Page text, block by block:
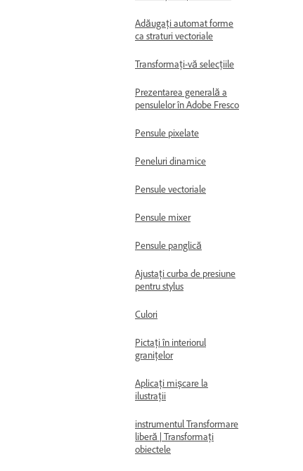
Adăugați automat forme
ca straturi vectoriale
Transformați-vă selecțiile
Prezentarea generală a
pensulelor în Adobe Fresco
Pensule pixelate
Peneluri dinamice
Pensule vectoriale
Pensule mixer
Pensule panglică
Ajustați curba de presiune
pentru stylus
Culori
Pictați în interiorul
granițelor
Aplicați mișcare la
ilustrații
instrumentul Transformare
liberă | Transformați
obiectele